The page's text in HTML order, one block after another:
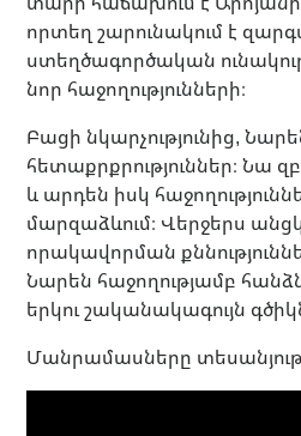
որտեղ շարունակում է
ստեղծագործական
նոր հաջողությունների։
Բացի նկարչությունից,
հետաքրքրություններ։ Նա
և արդեն իսկ
մարզաձևում։ Վերջերս
որակավորման
Նարեն հաջողությամբ
երկու շականակագույն
Մանրամասները